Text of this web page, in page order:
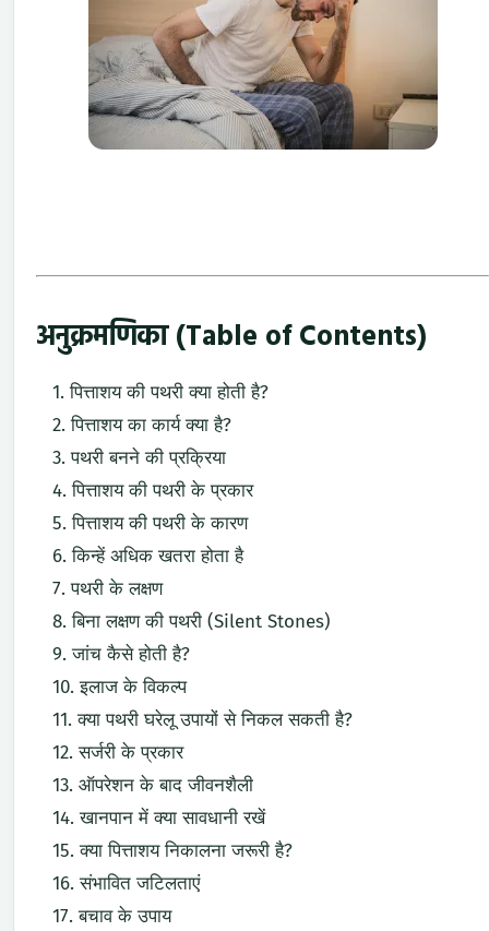
अनुक्रमणिका (Table of Contents)
पित्ताशय की पथरी क्या होती है?
पित्ताशय का कार्य क्या है?
पथरी बनने की प्रक्रिया
पित्ताशय की पथरी के प्रकार
पित्ताशय की पथरी के कारण
किन्हें अधिक खतरा होता है
पथरी के लक्षण
बिना लक्षण की पथरी (Silent Stones)
जांच कैसे होती है?
इलाज के विकल्प
क्या पथरी घरेलू उपायों से निकल सकती है?
सर्जरी के प्रकार
ऑपरेशन के बाद जीवनशैली
खानपान में क्या सावधानी रखें
क्या पित्ताशय निकालना जरूरी है?
संभावित जटिलताएं
बचाव के उपाय